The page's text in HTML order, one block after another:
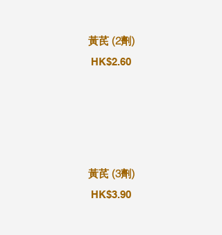
黃芪 (2劑)
HK$2.60
黃芪 (3劑)
HK$3.90